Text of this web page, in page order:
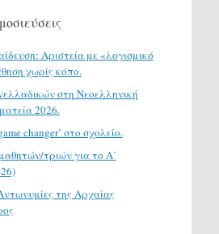
Αριστεία με «λογισμικό
χωρίς κόπο.
στη Νεοελληνική
2026.
changer’ στο σχολείο.
τριών για το Α΄
της Αρχαίας